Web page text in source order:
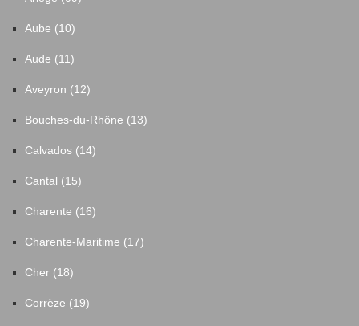
Aube (10)
Aude (11)
Aveyron (12)
Bouches-du-Rhône (13)
Calvados (14)
Cantal (15)
Charente (16)
Charente-Maritime (17)
Cher (18)
Corrèze (19)